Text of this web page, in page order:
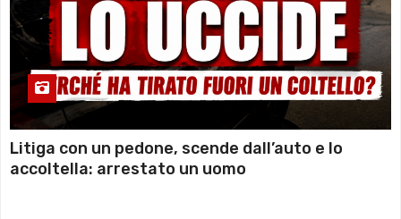
Litiga con un pedone, scende dall’auto e lo
accoltella: arrestato un uomo